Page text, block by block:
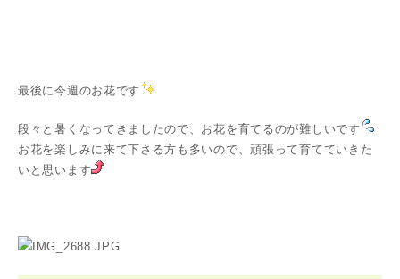
最後に今週のお花です
段々と暑くなってきましたので、お花を育てるのが難しいです
お花を楽しみに来て下さる方も多いので、頑張って育てていきた
いと思います